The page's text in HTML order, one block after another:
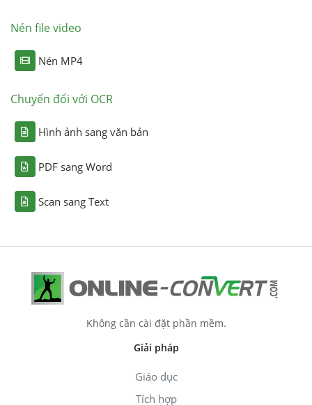
Nén file video
Nén MP4
Chuyển đổi với OCR
Hình ảnh sang văn bản
PDF sang Word
Scan sang Text
Không cần cài đặt phần mềm.
Giải pháp
Giáo dục
Tích hợp